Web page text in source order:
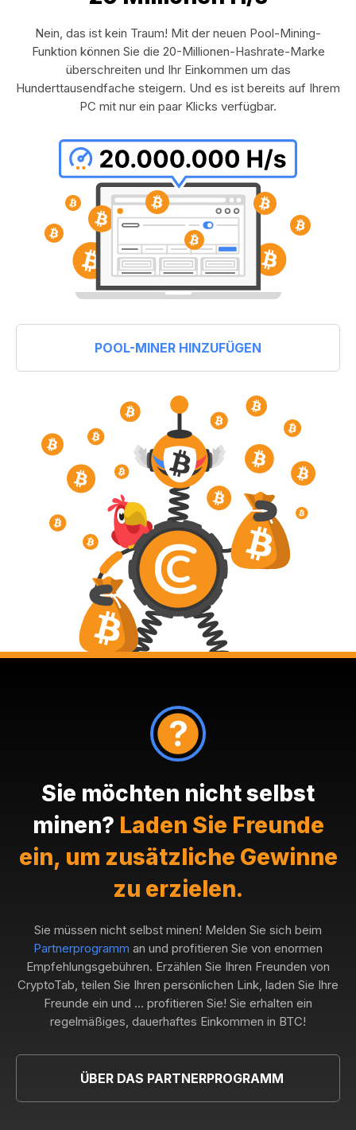
Nein, das ist kein Traum! Mit der neuen Pool-Mining-
Funktion können Sie die 20-Millionen-Hashrate-Marke
überschreiten und Ihr Einkommen um das
Hunderttausendfache steigern. Und es ist bereits auf Ihrem
PC mit nur ein paar Klicks verfügbar.
POOL-MINER HINZUFÜGEN
Sie möchten nicht selbst
minen? Laden Sie Freunde
ein, um zusätzliche Gewinne
zu erzielen.
Sie müssen nicht selbst minen! Melden Sie sich beim
Partnerprogramm an und profitieren Sie von enormen
Empfehlungsgebühren. Erzählen Sie Ihren Freunden von
CryptoTab, teilen Sie Ihren persönlichen Link, laden Sie Ihre
Freunde ein und ... profitieren Sie! Sie erhalten ein
regelmäßiges, dauerhaftes Einkommen in BTC!
ÜBER DAS PARTNERPROGRAMM